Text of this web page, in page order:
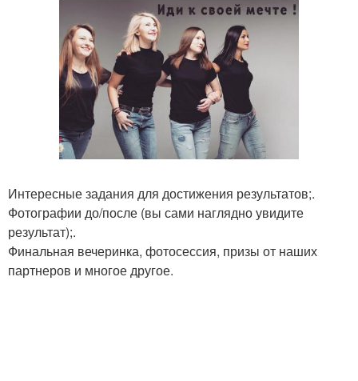
Интересные задания для достижения результатов;.
Фотографии до/после (вы сами наглядно увидите
результат);.
Финальная вечеринка, фотосессия, призы от наших
партнеров и многое другое.